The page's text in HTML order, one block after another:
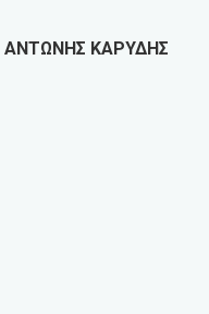
ΑΝΤΩΝΗΣ ΚΑΡΥΔΗΣ